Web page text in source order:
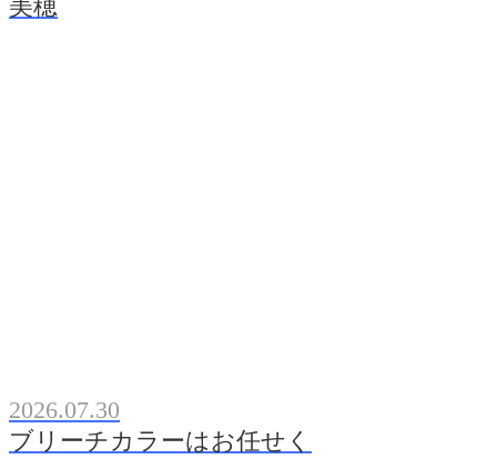
美穂
2026.07.30
ブリーチカラーはお任せく